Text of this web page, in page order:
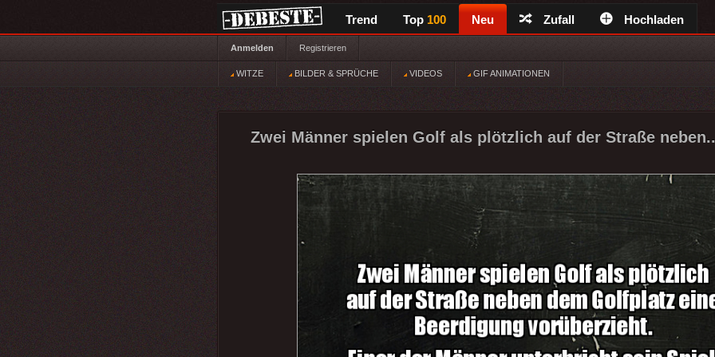
Trend Top 100 Neu Zufall Hochladen
Anmelden Registrieren
WITZE BILDER & SPRÜCHE VIDEOS GIF ANIMATIONEN
Zwei Männer spielen Golf als plötzlich auf der Straße neben..